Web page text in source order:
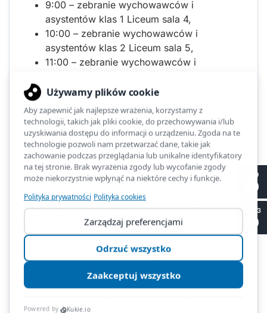
9:00 – zebranie wychowawców i
asystentów klas 1 Liceum sala 4,
10:00 – zebranie wychowawców i
asystentów klas 2 Liceum sala 5,
11:00 – zebranie wychowawców i
12:00 – zebranie wychowawców i
asystentów klas 4 Liceum sala 7,
13:00 - Plenarna Rada Pedagogiczna –
organizacja i plan pracy szkoły w roku
szkolnym 2023/2024,
17:00 – zebranie organizacyjne
wychowawców i asystentów z klasami 7.
4.09.2023 r. (poniedziałek)
rozpoczęcie roku szkolnego:
9:00 klasy I i II Liceum,
10:00 klasy III i IV Liceum,
11:00 klasy 8 SP.
II LO
SP 53